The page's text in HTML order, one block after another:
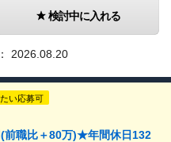
検討中に入れる
2026.08.20
い応募可
前職比＋80万)★年間休日132